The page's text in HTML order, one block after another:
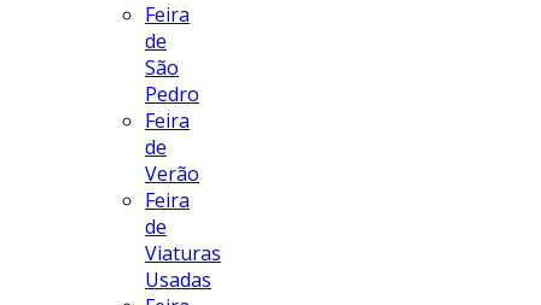
Feira
de
São
Pedro
Feira
de
Verão
Feira
de
Viaturas
Usadas